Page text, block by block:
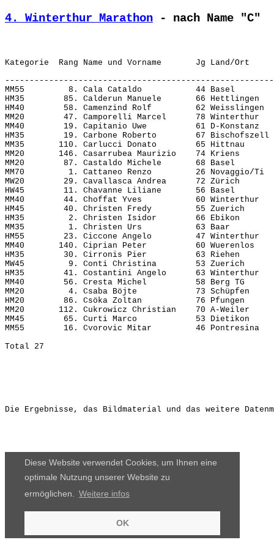
Diese Website verwendet Cookies, um Ihnen eine
optimale Nutzung unserer Website zu
ermöglichen.
Weitere infos
OK
4. Winterthur Marathon - nach Name "C"
MM55         8. Cala Cataldo           44 Basel
HM35        85. Calderun Manuele       66
HM40        58. Camenzind Rolf         62
MM20        47. Camporelli Marcel      78
MM40        19. Capitanio Uwe          61 D-
HM35        19. Carbone Roberto        67
MM35       110. Carlucci Donato        65 Hittnau
MM20       146. Casarrubea Maurizio    74 Kriens
MM20        87. Castaldo Michele       68 Basel
MM70         1. Cattaneo Renzo         26
MW20        29. Cavallasca Andrea      72 Zürich
HW45        11. Chavanne Liliane       56 Basel
MM40        44. Choffat Yves           60
HM45        40. Christen Fredy         55 Zuerich
HM35         2. Christen Isidor        66 Ebikon
MM35         1. Christen Urs           63 Baar
HM55        23. Ciccone Angelo         47
MM40       140. Ciprian Peter          60
HM35        30. Cirronis Pier          63 Riehen
MW45         9. Conti Christina        53 Zuerich
HM35        41. Costantini Angelo      63
MM40        56. Cresta Michel          58 Berg TG
MM20         4. Csaba Böjte            73 Schüpfen
HM20        86. Csöka Zoltan           76 Pfungen
MM20       112. Cukrowicz Christian    70 A-
MM45        65. Curti Marco            53 Dietikon
MM55        16. Cvorovic Mitar         46
Die Ergebnisse, das Bildmaterial und das weitere